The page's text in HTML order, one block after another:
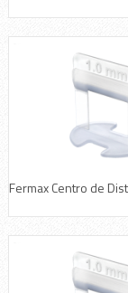
Fermax Centro de